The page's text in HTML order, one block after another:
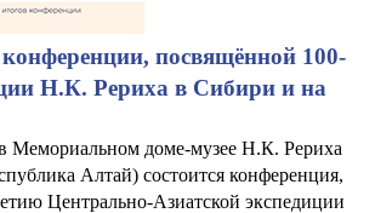
посвящённой 100-
Н.К. Рериха в Сибири и на
в Мемориальном доме-музее Н.К. Рериха
Алтай) состоится конференция,
Центрально-Азиатской экспедиции